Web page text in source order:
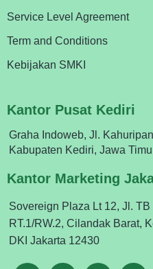
Service Level Agreement
Term and Conditions
Kebijakan SMKI
Kantor Pusat Kediri
Graha Indoweb, Jl.
Kabupaten Kediri, Jawa
Kantor Marketing
Sovereign Plaza Lt 12, Jl.
RT.1/RW.2, Cilandak Barat,
DKI Jakarta 12430